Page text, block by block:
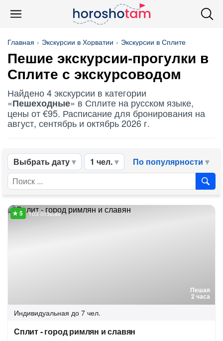
Главная Экскурсии в Хорватии Экскурсии в Сплите
Пешие экскурсии-прогулки в
Сплите с экскурсоводом
Найдено 4 экскурсии в категории
«Пешеходные» в Сплите на русском языке,
цены от €95. Расписание для бронирования на
август, сентябрь и октябрь 2026 г.
Выбрать дату 1 чел. По популярности
Пешая
2 часа
103 отзыва
Индивидуальная до 7 чел.
Сплит - город римлян и славян